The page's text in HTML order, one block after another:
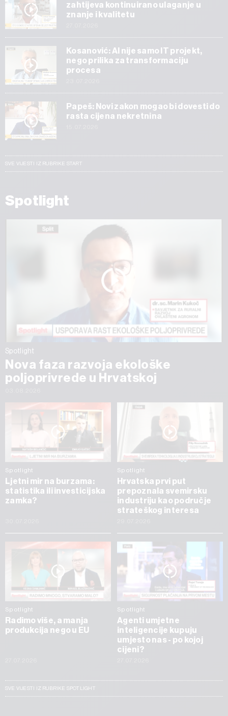
zahtijeva kontinuirano ulaganje u
znanje i kvalitetu
Kosanović: AI nije samo IT projekt,
nego prilika za transformaciju
procesa
Papeš: Novi zakon mogao bi dovesti do
rasta cijena nekretnina
SVE VIJESTI IZ RUBRIKE START
Spotlight
Spotlight
Nova faza razvoja ekološke
poljoprivrede u Hrvatskoj
Spotlight
Ljetni mir na burzama:
statistika ili investicijska
zamka?
Spotlight
Hrvatska prvi put
prepoznala svemirsku
industriju kao područje
strateškog interesa
Spotlight
Radimo više, a manja
produkcija nego u EU
Spotlight
Agenti umjetne
inteligencije kupuju
umjesto nas - po kojoj
cijeni?
SVE VIJESTI IZ RUBRIKE SPOTLIGHT